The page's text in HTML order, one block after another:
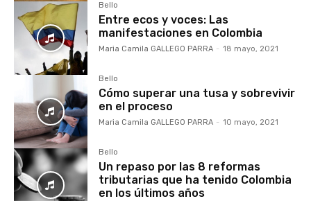
Bello
Entre ecos y voces: Las
manifestaciones en Colombia
Maria Camila GALLEGO PARRA - 18 mayo, 2021
Bello
Cómo superar una tusa y sobrevivir
en el proceso
Maria Camila GALLEGO PARRA - 10 mayo, 2021
Bello
Un repaso por las 8 reformas
tributarias que ha tenido Colombia
en los últimos años